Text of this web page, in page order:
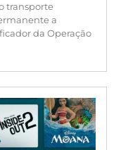
transporte
a
da Operação